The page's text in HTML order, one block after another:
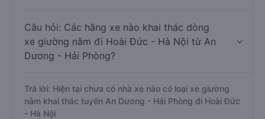
Câu hỏi: Các hãng xe nào khai thác dòng
xe giường nằm đi Hoài Đức - Hà Nội từ An
Dương - Hải Phòng?
Trả lời: Hiện tại chưa có nhà xe nào có loại xe giường
nằm khai thác tuyến An Dương - Hải Phòng đi Hoài Đức
- Hà Nội